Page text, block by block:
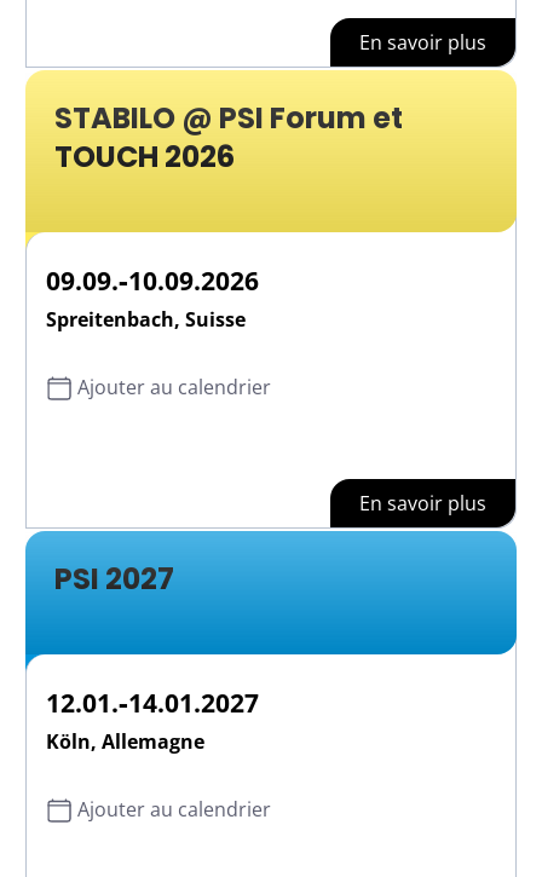
En savoir plus
STABILO @ PSI Forum et
TOUCH 2026
09.09.-10.09.2026
Spreitenbach, Suisse
Ajouter au calendrier
En savoir plus
PSI 2027
12.01.-14.01.2027
Köln, Allemagne
Ajouter au calendrier